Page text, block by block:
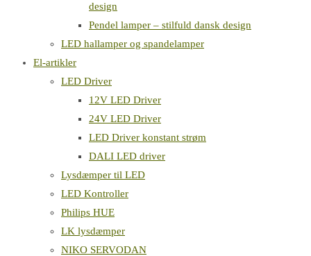
design
Pendel lamper – stilfuld dansk design
LED hallamper og spandelamper
El-artikler
LED Driver
12V LED Driver
24V LED Driver
LED Driver konstant strøm
DALI LED driver
Lysdæmper til LED
LED Kontroller
Philips HUE
LK lysdæmper
NIKO SERVODAN